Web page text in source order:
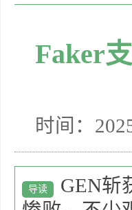
Faker
时间：
导读
GEN斩